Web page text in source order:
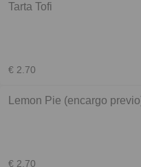
Tarta Tofi
€ 2.70
Lemon Pie (encargo
€ 2.70